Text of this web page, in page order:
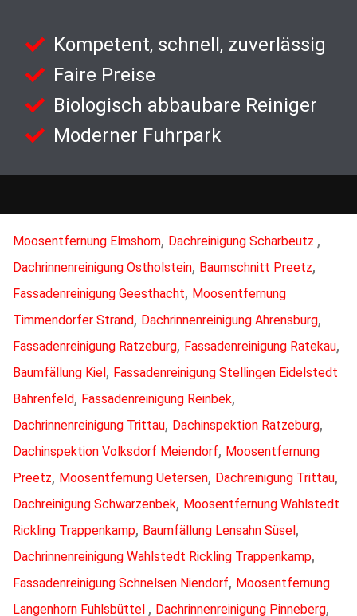
Kompetent, schnell, zuverlässig
Faire Preise
Biologisch abbaubare Reiniger
Moderner Fuhrpark
Moosentfernung Elmshorn, Dachreinigung Scharbeutz ,
Dachrinnenreinigung Ostholstein, Baumschnitt Preetz,
Fassadenreinigung Geesthacht, Moosentfernung
Timmendorfer Strand, Dachrinnenreinigung Ahrensburg,
Fassadenreinigung Ratzeburg, Fassadenreinigung Ratekau,
Baumfällung Kiel, Fassadenreinigung Stellingen Eidelstedt
Bahrenfeld, Fassadenreinigung Reinbek,
Dachrinnenreinigung Trittau, Dachinspektion Ratzeburg,
Dachinspektion Volksdorf Meiendorf, Moosentfernung
Preetz, Moosentfernung Uetersen, Dachreinigung Trittau,
Dachreinigung Schwarzenbek, Moosentfernung Wahlstedt
Rickling Trappenkamp, Baumfällung Lensahn Süsel,
Dachrinnenreinigung Wahlstedt Rickling Trappenkamp,
Fassadenreinigung Schnelsen Niendorf, Moosentfernung
Langenhorn Fuhlsbüttel , Dachrinnenreinigung Pinneberg,